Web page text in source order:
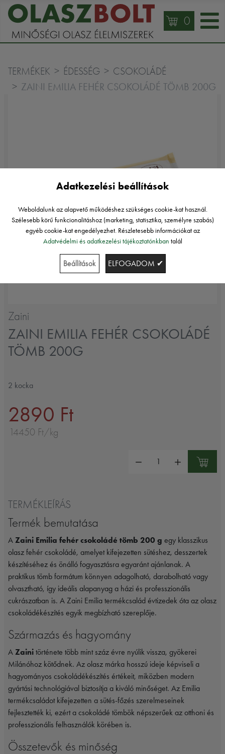
0
TERMÉKEK ÉDESSÉG CSOKOLÁDÉ
ZAINI EMILIA FEHÉR CSOKOLÁDÉ TÖMB 200G
Zaini
ZAINI EMILIA FEHÉR CSOKOLÁDÉ
TÖMB 200G
2 kocka
2890 Ft
14450 Ft/kg
TERMÉKLEÍRÁS
Termék bemutatása
A Zaini Emilia fehér csokoládé tömb 200 g egy klasszikus
olasz fehér csokoládé, amelyet kifejezetten sütéshez, desszertek
készítéséhez és önálló fogyasztásra egyaránt ajánlanak. A
praktikus tömb formátum könnyen adagolható, darabolható vagy
olvasztható, így ideális alapanyag a házi és professzionális
cukrászatban is. A Zaini Emilia termékcsalád évtizedek óta az olasz
csokoládékészítés egyik megbízható szereplője.
Származás és hagyomány
A Zaini története több mint száz évre nyúlik vissza, gyökerei
Milánóhoz kötődnek. Az olasz márka hosszú ideje képviseli a
hagyományos csokoládékészítés értékeit, miközben modern
gyártási technológiával biztosítja a kiváló minőséget. Az Emilia
termékcsaládot kifejezetten a sütés-főzés szerelmeseinek
fejlesztették ki, ezért a csokoládé tömbök népszerűek az otthoni és
professzionális felhasználók körében is.
Összetevők és minőség
Adatkezelési beállítások
Weboldalunk az alapvető működéshez szükséges cookie-kat használ.
Szélesebb körű funkcionalitáshoz (marketing, statisztika, személyre szabás)
egyéb cookie-kat engedélyezhet. Részletesebb információkat az
Adatvédelmi és adatkezelési tájékoztatónkban talál
Beállítások ELFOGADOM ✔